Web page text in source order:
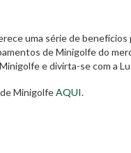
uma série de benefícios
de Minigolfe do
e divirta-se com a
MinigolfeAQUI.